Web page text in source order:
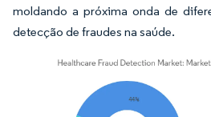
moldando a próxima onda de
detecção de fraudes na saúde.